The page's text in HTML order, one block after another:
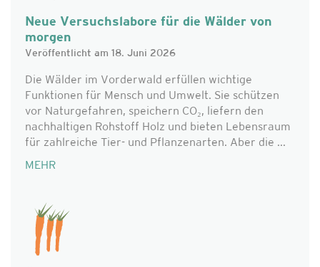
Neue Versuchslabore für die Wälder von
morgen
Veröffentlicht am 18. Juni 2026
Die Wälder im Vorderwald erfüllen wichtige
Funktionen für Mensch und Umwelt. Sie schützen
vor Naturgefahren, speichern CO₂, liefern den
nachhaltigen Rohstoff Holz und bieten Lebensraum
für zahlreiche Tier- und Pflanzenarten. Aber die ...
MEHR